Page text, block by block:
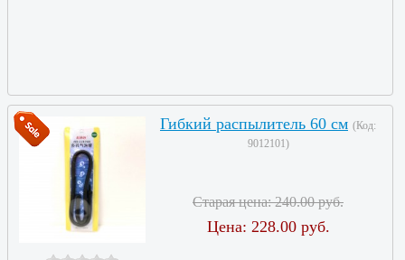
Гибкий распылитель 60 см (Код:
9012101)
Старая цена:240.00 руб.
Цена: 228.00 руб.